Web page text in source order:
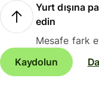
Yurt dışına
edin
Mesafe fark
Kaydolun